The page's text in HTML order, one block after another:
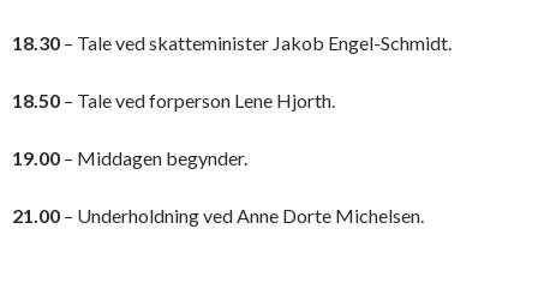
18.30 – Tale ved skatteminister Jakob Engel-Schmidt.
18.50 – Tale ved forperson Lene Hjorth.
19.00 – Middagen begynder.
21.00 – Underholdning ved Anne Dorte Michelsen.